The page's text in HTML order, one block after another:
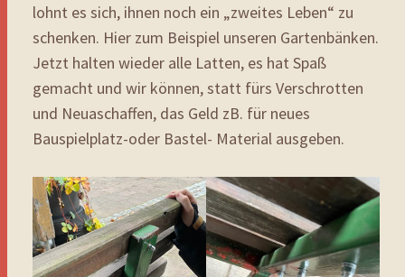
lohnt es sich, ihnen noch ein „zweites Leben“ zu
schenken. Hier zum Beispiel unseren Gartenbänken.
Jetzt halten wieder alle Latten, es hat Spaß
gemacht und wir können, statt fürs Verschrotten
und Neuaschaffen, das Geld zB. für neues
Bauspielplatz-oder Bastel- Material ausgeben.